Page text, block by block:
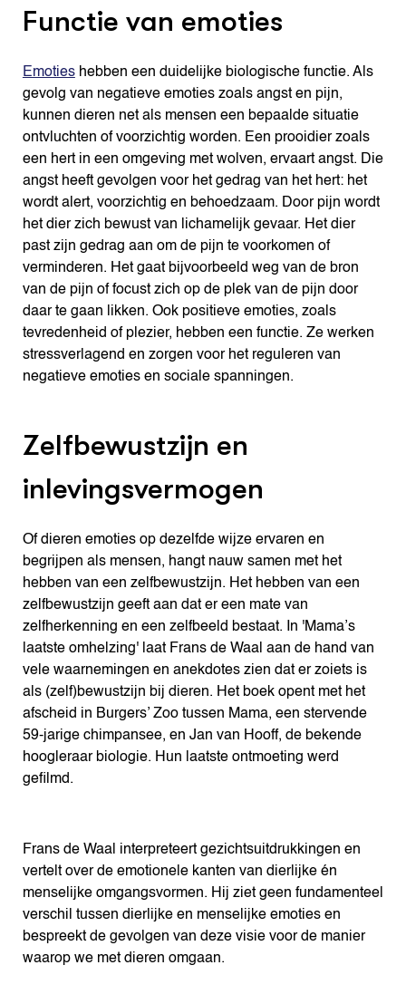
Functie van emoties
Emotieshebben een duidelijke biologische functie. Als
gevolg van negatieve emoties zoals angst en pijn,
kunnen dieren net als mensen een bepaalde situatie
ontvluchten of voorzichtig worden. Een prooidier zoals
een hert in een omgeving met wolven, ervaart angst. Die
angst heeft gevolgen voor het gedrag van het hert: het
wordt alert, voorzichtig en behoedzaam. Door pijn wordt
het dier zich bewust van lichamelijk gevaar. Het dier
past zijn gedrag aan om de pijn te voorkomen of
verminderen. Het gaat bijvoorbeeld weg van de bron
van de pijn of focust zich op de plek van de pijn door
daar te gaan likken. Ook positieve emoties, zoals
tevredenheid of plezier, hebben een functie. Ze werken
stressverlagend en zorgen voor het reguleren van
negatieve emoties en sociale spanningen.
Zelfbewustzijn en
inlevingsvermogen
Of dieren emoties op dezelfde wijze ervaren en
begrijpen als mensen, hangt nauw samen met het
hebben van een zelfbewustzijn. Het hebben van een
zelfbewustzijn geeft aan dat er een mate van
zelfherkenning en een zelfbeeld bestaat. In 'Mama’s
laatste omhelzing' laat Frans de Waal aan de hand van
vele waarnemingen en anekdotes zien dat er zoiets is
als (zelf)bewustzijn bij dieren. Het boek opent met het
afscheid in Burgers’ Zoo tussen Mama, een stervende
59-jarige chimpansee, en Jan van Hooff, de bekende
hoogleraar biologie. Hun laatste ontmoeting werd
gefilmd.
Frans de Waal interpreteert gezichtsuitdrukkingen en
vertelt over de emotionele kanten van dierlijke én
menselijke omgangsvormen. Hij ziet geen fundamenteel
verschil tussen dierlijke en menselijke emoties en
bespreekt de gevolgen van deze visie voor de manier
waarop we met dieren omgaan.